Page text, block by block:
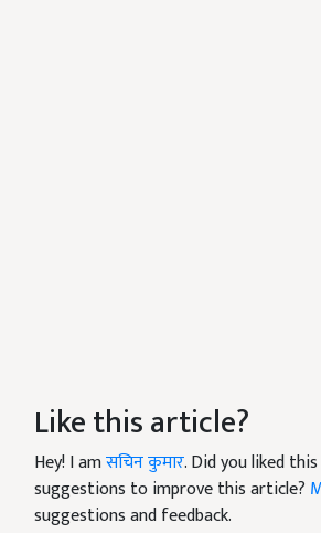
Like this article?
Hey! I amसचिन कुमार. Did you liked
suggestions to improve this article?
suggestions and feedback.